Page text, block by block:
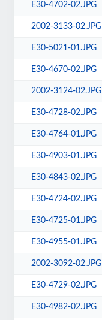
E30-4702-02.JPG
2002-3133-02.JPG
E30-5021-01.JPG
E30-4670-02.JPG
2002-3124-02.JPG
E30-4728-02.JPG
E30-4764-01.JPG
E30-4903-01.JPG
E30-4843-02.JPG
E30-4724-02.JPG
E30-4725-01.JPG
E30-4955-01.JPG
2002-3092-02.JPG
E30-4729-02.JPG
E30-4982-02.JPG